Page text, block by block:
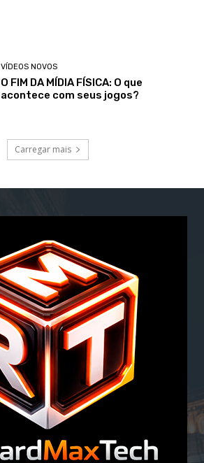
VÍDEOS NOVOS
O FIM DA MÍDIA FÍSICA: O que
acontece com seus jogos?
Carregar mais